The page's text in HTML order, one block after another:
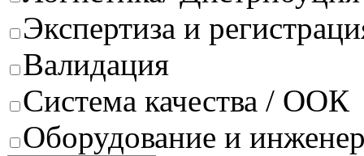
Экспертиза и
Валидация
Система качества / ООК
Оборудование и